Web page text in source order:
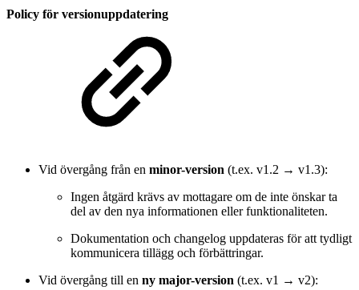
Policy för versionuppdatering
Vid övergång från en minor-version (t.ex. v1.2 → v1.3):
Ingen åtgärd krävs av mottagare om de inte önskar ta
del av den nya informationen eller funktionaliteten.
Dokumentation och changelog uppdateras för att tydligt
kommunicera tillägg och förbättringar.
Vid övergång till en ny major-version (t.ex. v1 → v2):